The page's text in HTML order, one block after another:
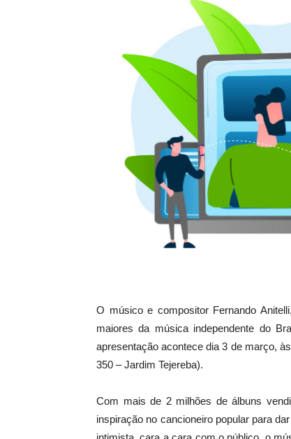
O músico e compositor Fernando
maiores da música independente do
apresentação acontece dia 3 de março,
350 – Jardim Tejereba).
Com mais de 2 milhões de álbuns
inspiração no cancioneiro popular para